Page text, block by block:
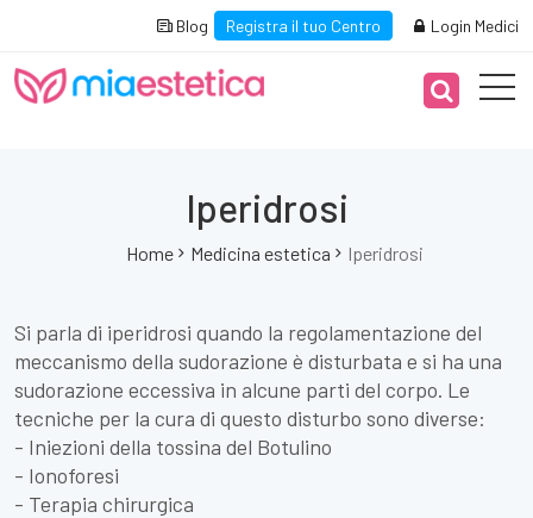
Blog Registra il tuo Centro Login Medici
Iperidrosi
Home Medicina estetica Iperidrosi
Si parla di iperidrosi quando la regolamentazione del
meccanismo della sudorazione è disturbata e si ha una
sudorazione eccessiva in alcune parti del corpo. Le
tecniche per la cura di questo disturbo sono diverse:
- Iniezioni della tossina del Botulino
- Ionoforesi
- Terapia chirurgica